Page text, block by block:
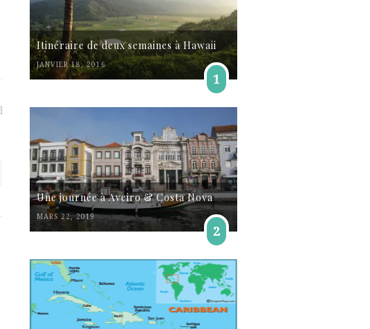
Itinéraire de deux semaines à Hawaii
JANVIER 18, 2016
1
Une journée à Aveiro & Costa Nova
MARS 22, 2019
2